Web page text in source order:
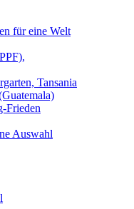
für eine Welt
Tansania
Frieden
Auswahl